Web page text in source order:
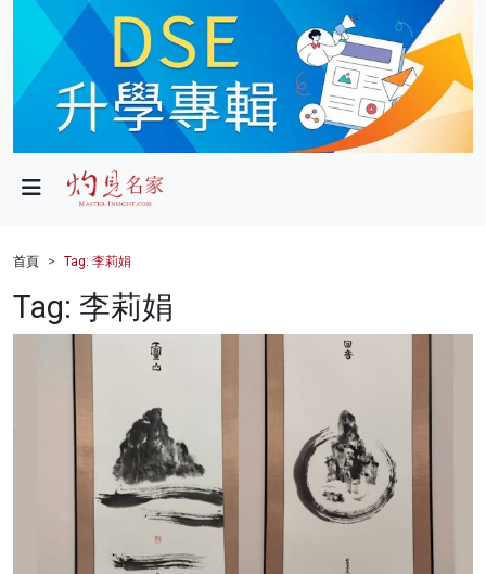
政局
財經
健康
商業
灼見活動
首頁 Tag: 李莉娟
Tag: 李莉娟